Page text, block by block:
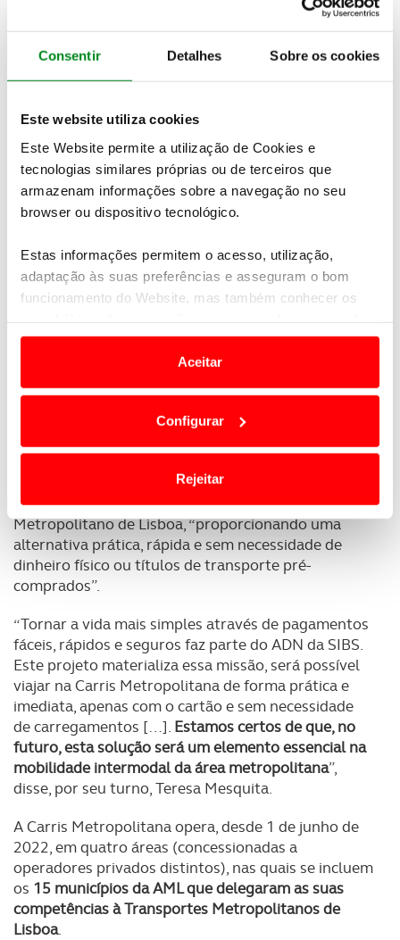
Consentir Detalhes Sobre os cookies
Este website utiliza cookies
Este Website permite a utilização de Cookies e
tecnologias similares próprias ou de terceiros que
armazenam informações sobre a navegação no seu
browser ou dispositivo tecnológico.
Estas informações permitem o acesso, utilização,
adaptação às suas preferências e asseguram o bom
funcionamento do Website, mas também conhecer os
e anúncios de modo a promover produtos e/ou serviços.
Em alguns casos, a utilização destas tecnologias
termos e a todo o tempo as suas preferências e limitando
o acesso a informações durante a navegação no
personalizar conteúdos e anúncios, para lhe proporcionar
funcionalidades de redes sociais, bem como para
analisar dados de navegação no nosso website.
Adicionalmente partilhamos informação, relativa à sua
utilização do nosso site de publicidade e de análise, com
parceiros e organizações na UE e em países terceiros.
O ACP garantirá que as transferências internacionais de
dados pessoais serão realizadas apenas com o seu
consentimento e quando tal se afigure estritamente
necessário no contexto dos serviços a prestar.
tecnologias similares pode ter impacto na sua
experiência de navegação no Website e nos serviços
disponibilizados.
Consulte a política de cookies do site.
Aceitar
Configurar
Rejeitar
mais moderno e inteligente, onde a tecnologia está
ao serviço de uma melhor experiência para o
da nossa estratégia de apostar em soluções digitais
que simplifiquem e incentivem o uso do transporte
público”, explicou Rui Lopo, citado na nota.
Newsletter Revista
Receba as novidades do mundo automóvel e
do universo ACP.
SUBSCREVER
A nova opção permite aos passageiros utilizarem
cartões bancários com tecnologia contactless como
forma de pagamento direto da tarifa de bordo nos
autocarros, à semelhança do que já acontece no
Metropolitano de Lisboa, “proporcionando uma
alternativa prática, rápida e sem necessidade de
dinheiro físico ou títulos de transporte pré-
comprados”.
“Tornar a vida mais simples através de pagamentos
fáceis, rápidos e seguros faz parte do ADN da SIBS.
Este projeto materializa essa missão, será possível
viajar na Carris Metropolitana de forma prática e
imediata, apenas com o cartão e sem necessidade
de carregamentos […]. Estamos certos de que, no
futuro, esta solução será um elemento essencial na
mobilidade intermodal da área metropolitana”,
disse, por seu turno, Teresa Mesquita.
A Carris Metropolitana opera, desde 1 de junho de
2022, em quatro áreas (concessionadas a
operadores privados distintos), nas quais se incluem
os 15 municípios da AML que delegaram as suas
competências à Transportes Metropolitanos de
Lisboa.